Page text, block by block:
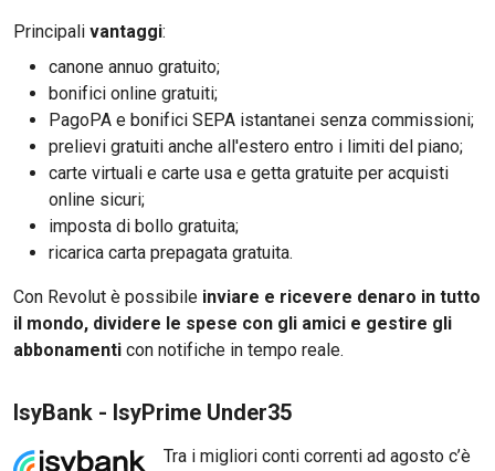
Principali vantaggi:
canone annuo gratuito;
bonifici online gratuiti;
PagoPA e bonifici SEPA istantanei senza commissioni;
prelievi gratuiti anche all'estero entro i limiti del piano;
carte virtuali e carte usa e getta gratuite per acquisti
online sicuri;
imposta di bollo gratuita;
ricarica carta prepagata gratuita.
Con Revolut è possibile inviare e ricevere denaro in tutto
il mondo, dividere le spese con gli amici e gestire gli
abbonamenti con notifiche in tempo reale.
IsyBank - IsyPrime Under35
Tra i migliori conti correnti ad agosto c’è